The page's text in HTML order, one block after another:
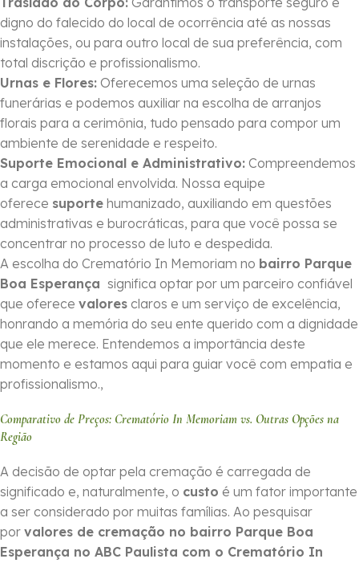
digno do falecido do local de ocorrência até as nossas
instalações, ou para outro local de sua preferência, com
total discrição e profissionalismo.
Urnas e Flores: Oferecemos uma seleção de urnas
funerárias e podemos auxiliar na escolha de arranjos
florais para a cerimônia, tudo pensado para compor um
ambiente de serenidade e respeito.
Suporte Emocional e Administrativo: Compreendemos
a carga emocional envolvida. Nossa equipe
oferece suporte humanizado, auxiliando em questões
administrativas e burocráticas, para que você possa se
concentrar no processo de luto e despedida.
A escolha do Crematório In Memoriam no bairro Parque
Boa Esperança significa optar por um parceiro confiável
que oferece valores claros e um serviço de excelência,
honrando a memória do seu ente querido com a dignidade
que ele merece. Entendemos a importância deste
momento e estamos aqui para guiar você com empatia e
profissionalismo.,
Comparativo de Preços: Crematório In Memoriam vs. Outras Opções na
Região
A decisão de optar pela cremação é carregada de
significado e, naturalmente, o custo é um fator importante
a ser considerado por muitas famílias. Ao pesquisar
por valores de cremação no bairro Parque Boa
Esperança no ABC Paulista com o Crematório In